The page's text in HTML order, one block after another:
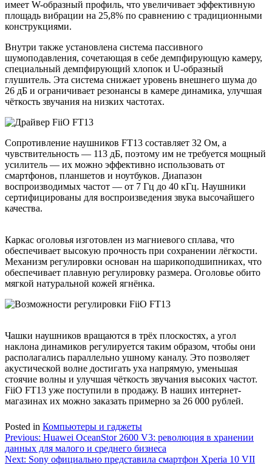
имеет W-образный профиль, что увеличивает эффективную
площадь вибрации на 25,8% по сравнению с традиционными
конструкциями.
Внутри также установлена ​​система пассивного
шумоподавления, сочетающая в себе демпфирующую камеру,
специальный демпфирующий хлопок и U-образный
глушитель. Эта система снижает уровень внешнего шума до
26 дБ и ограничивает резонансы в камере динамика, улучшая
чёткость звучания на низких частотах.
Сопротивление наушников FT13 составляет 32 Ом, а
чувствительность — 113 дБ, поэтому им не требуется мощный
усилитель — их можно эффективно использовать от
смартфонов, планшетов и ноутбуков. Диапазон
воспроизводимых частот — от 7 Гц до 40 кГц. Наушники
сертифицированы для воспроизведения звука высочайшего
качества.
Каркас оголовья изготовлен из магниевого сплава, что
обеспечивает высокую прочность при сохранении лёгкости.
Механизм регулировки основан на шарикоподшипниках, что
обеспечивает плавную регулировку размера. Оголовье обито
мягкой натуральной кожей ягнёнка.
Чашки наушников вращаются в трёх плоскостях, а угол
наклона динамиков регулируется таким образом, чтобы они
располагались параллельно ушному каналу. Это позволяет
акустической волне достигать уха напрямую, уменьшая
стоячие волны и улучшая чёткость звучания высоких частот.
FiiO FT13 уже поступили в продажу. В наших интернет-
магазинах их можно заказать примерно за 26 000 рублей.
Posted in Компьютеры и гаджеты
Навигация
по
Previous: Huawei OceanStor 2600 V3: революция в хранении
данных для малого и среднего бизнеса
Next: Sony официально представила смартфон Xperia 10 VII